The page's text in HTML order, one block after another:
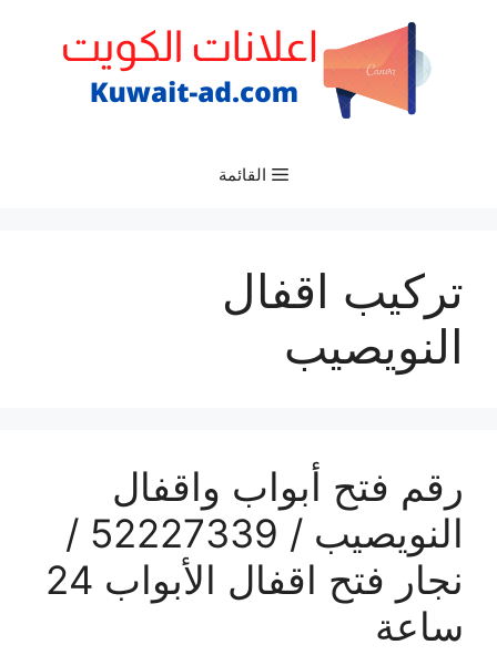
القائمة
تركيب اقفال
النويصيب
رقم فتح أبواب واقفال
النويصيب / 52227339 /
نجار فتح اقفال الأبواب 24
ساعة